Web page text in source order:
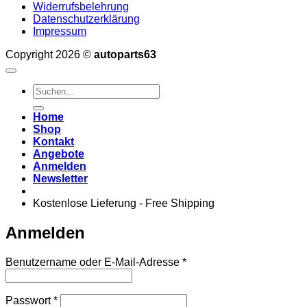
Widerrufsbelehrung
Datenschutzerklärung
Impressum
Copyright 2026 © autoparts63
Suchen
nach:
Home
Shop
Kontakt
Angebote
Anmelden
Newsletter
Kostenlose Lieferung - Free Shipping
Anmelden
Benutzername oder E-Mail-Adresse *Erforderlich
Passwort*Erforderlich